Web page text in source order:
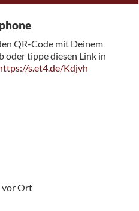
QR-Code mit Deinem
oder tippe diesen Link in
s.et4.de/Kdjvh
vor Ort